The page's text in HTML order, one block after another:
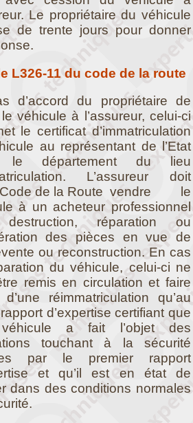
Le propriétaire du véhicule
de trente jours pour donner
L326-11 du code de la route
d’accord du propriétaire de
véhicule à l’assureur, celui-ci
le certificat d’immatriculation
au représentant de l’Etat
le département du lieu
L’assureur doit
vendre le
à un acheteur professionnel
réparation ou
des pièces en vue de
ou reconstruction. En cas
du véhicule, celui-ci ne
remis en circulation et faire
d’une réimmatriculation qu’au
d’expertise certifiant que
a fait l’objet des
touchant à la sécurité
par le premier rapport
et qu’il est en état de
dans des conditions normales